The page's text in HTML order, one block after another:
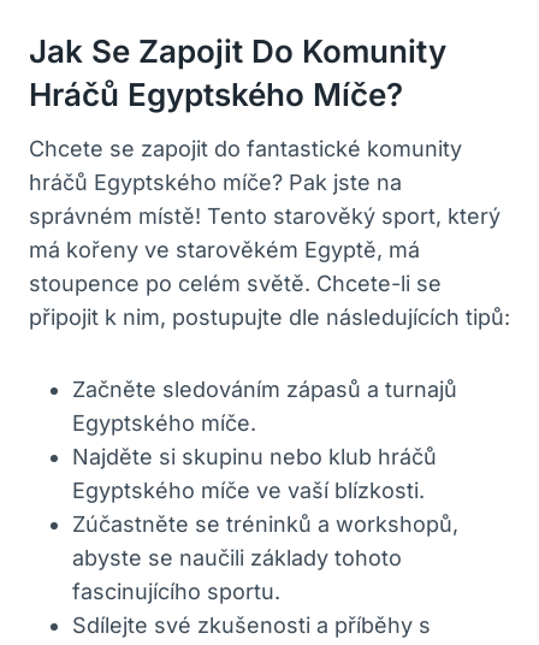
Jak Se Zapojit Do Komunity
Hráčů Egyptského Míče?
Chcete se zapojit do fantastické komunity
hráčů Egyptského míče? Pak jste na
správném místě! Tento starověký sport, který
má kořeny ve starověkém Egyptě, má
stoupence po celém světě. Chcete-li se
připojit k nim, postupujte dle následujících tipů:
Začněte sledováním zápasů a turnajů
Egyptského míče.
Najděte si skupinu nebo klub hráčů
Egyptského míče ve vaší blízkosti.
Zúčastněte se tréninků a workshopů,
abyste se naučili základy tohoto
fascinujícího sportu.
Sdílejte své zkušenosti a příběhy s